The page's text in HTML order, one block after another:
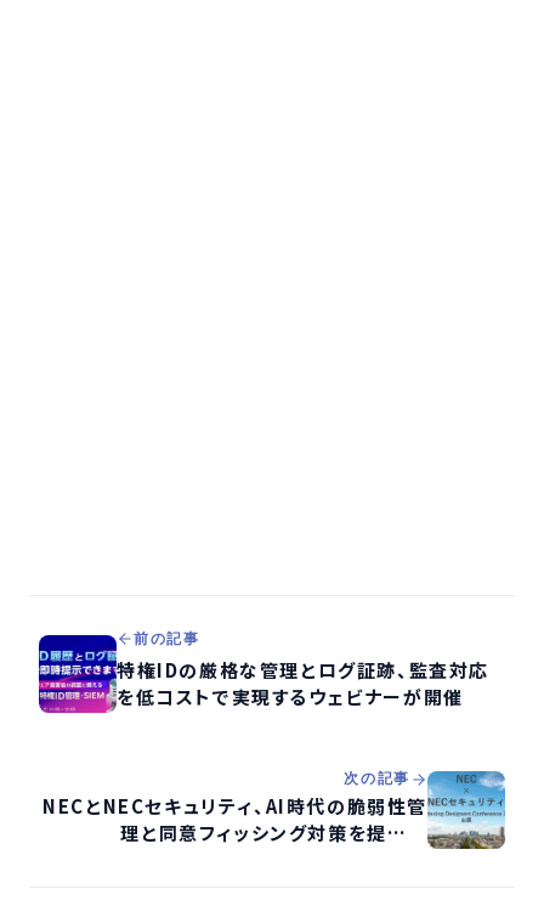
前の記事
特権IDの厳格な管理とログ証跡、監査対応
を低コストで実現するウェビナーが開催
次の記事
NECとNECセキュリティ、AI時代の脆弱性管
理と同意フィッシング対策を提言か
2026」に協賛・登壇